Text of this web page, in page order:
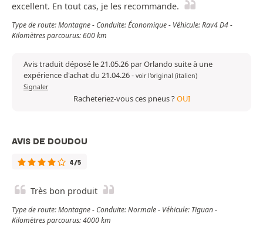
excellent. En tout cas, je les recommande.
Type de route: Montagne - Conduite: Économique - Véhicule: Rav4 D4 -
Kilomètres parcourus: 600 km
Avis traduit déposé le 21.05.26 par Orlando suite à une
expérience d'achat du 21.04.26- voir l'original (italien)
Signaler
Racheteriez-vous ces pneus ?OUI
AVIS DE DOUDOU
4/5
Très bon produit
Type de route: Montagne - Conduite: Normale - Véhicule: Tiguan -
Kilomètres parcourus: 4000 km